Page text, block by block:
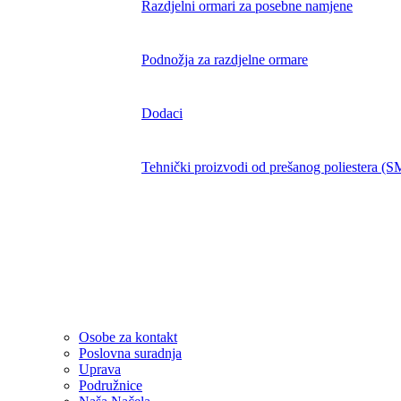
Razdjelni ormari za posebne namjene
Podnožja za razdjelne ormare
Dodaci
Tehnički proizvodi od prešanog poliestera
Osobe za kontakt
Poslovna suradnja
Uprava
Podružnice